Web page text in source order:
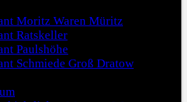
Moritz Waren Müritz
Ratskeller
Paulshöhe
Schmiede Groß Dratow